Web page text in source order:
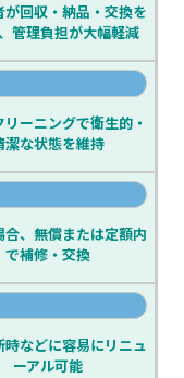
が回収・納品・交換を
管理負担が大幅軽減
リーニングで衛生的・
潔な状態を維持
合、無償または定額内
で補修・交換
時などに容易にリニュ
ーアル可能